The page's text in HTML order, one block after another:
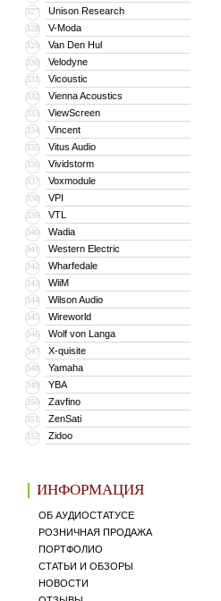
327 Unison Research
328 V-Moda
329 Van Den Hul
330 Velodyne
331 Vicoustic
332 Vienna Acoustics
333 ViewScreen
334 Vincent
335 Vitus Audio
336 Vividstorm
337 Voxmodule
338 VPI
339 VTL
340 Wadia
341 Western Electric
342 Wharfedale
343 WiiM
344 Wilson Audio
345 Wireworld
346 Wolf von Langa
347 X-quisite
348 Yamaha
349 YBA
350 Zavfino
351 ZenSati
352 Zidoo
ИНФОРМАЦИЯ
ОБ АУДИОСТАТУСЕ
РОЗНИЧНАЯ ПРОДАЖА
ПОРТФОЛИО
СТАТЬИ И ОБЗОРЫ
НОВОСТИ